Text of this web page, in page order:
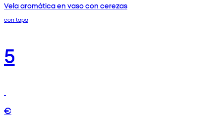
Vela aromática en vaso con cerezas
con tapa
5
€